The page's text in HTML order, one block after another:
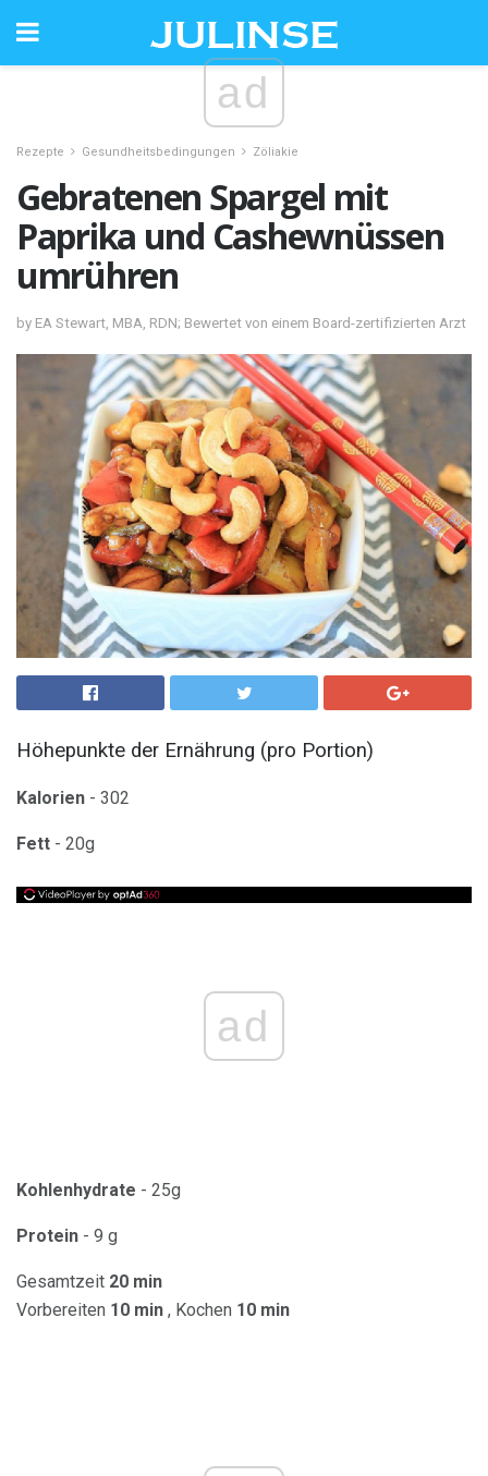
ad
Rezepte Gesundheitsbedingungen Zöliakie
Gebratenen Spargel mit
Paprika und Cashewnüssen
umrühren
by EA Stewart, MBA, RDN; Bewertet von einem Board-zertifizierten Arzt
Höhepunkte der Ernährung (pro Portion)
Kalorien - 302
Fett - 20g
ad
Kohlenhydrate - 25g
Protein - 9 g
Gesamtzeit 20 min
Vorbereiten 10 min , Kochen 10 min